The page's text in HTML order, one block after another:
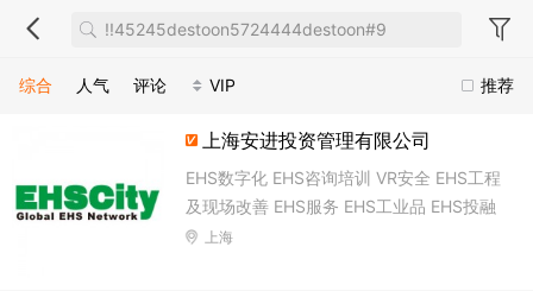
推荐
综合 人气 评论 VIP
上海安进投资管理有限公司
EHS数字化 EHS咨询培训 VR安全 EHS工程
及现场改善 EHS服务 EHS工业品 EHS投融
资
上海